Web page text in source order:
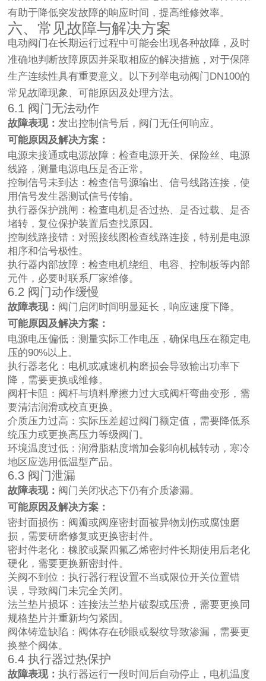
有助于降低突发故障的响应时间，提高维修效率。
六、常见故障与解决方案
电动阀门在长期运行过程中可能会出现各种故障，及时
准确地判断故障原因并采取相应的解决措施，对于保障
生产连续性具有重要意义。以下列举电动阀门DN100的
常见故障现象、可能原因及处理方法。
6.1 阀门无法动作
故障表现：发出控制信号后，阀门无任何响应。
可能原因及解决方案：
电源未接通或电源故障：检查电源开关、保险丝、电源
线路，测量电源电压是否正常。
控制信号未到达：检查信号源输出、信号线路连接，使
用信号发生器测试信号传输。
执行器保护跳闸：检查电机是否过热、是否过载、是否
堵转，复位保护装置后查找原因。
控制线路接错：对照接线图检查线路连接，特别是电源
相序和信号极性。
执行器内部故障：检查电机绕组、电容、控制板等内部
元件，必要时联系厂家维修。
6.2 阀门动作缓慢
故障表现： 阀门启闭时间明显延长，响应速度下降。
可能原因及解决方案：
电源电压偏低：测量实际工作电压，确保电压在额定电
压的90%以上。
执行器老化：电机或减速机构磨损会导致输出功率下
降，需要更换或维修。
阀杆卡阻：阀杆与填料摩擦力过大或阀杆弯曲变形，需
要清洁润滑或校直更换。
介质压力过高：实际压差超过阀门额定值，需要降低系
统压力或更换高压力等级阀门。
环境温度过低：润滑脂粘度增加会影响机械转动，寒冷
地区应选用低温型产品。
6.3 阀门泄漏
故障表现： 阀门关闭状态下仍有介质渗漏。
可能原因及解决方案：
密封面损伤：阀瓣或阀座密封面被异物划伤或腐蚀磨
损，需要研磨修复或更换密封件。
密封件老化：橡胶或聚四氟乙烯密封件长期使用后老化
硬化，需要更换新密封件。
关阀不到位：执行器行程设置不当或限位开关位置错
误，导致阀门未完全关闭。
法兰垫片损坏：连接法兰垫片破裂或压溃，需要更换同
规格垫片并重新均匀紧固。
阀体铸造缺陷：阀体存在砂眼或裂纹导致渗漏，需要更
换整个阀体。
6.4 执行器过热保护
故障表现：执行器运行一段时间后自动停止，电机温度